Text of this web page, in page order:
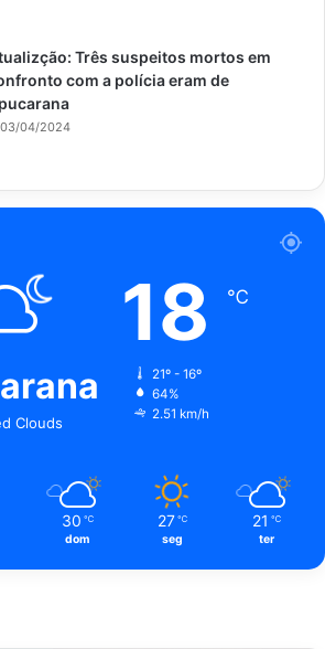
Três suspeitos mortos em
com a polícia eram de
03/04/2024
Clouds
18 ℃
21º - 16º
64%
2.51 km/h
30 ℃
dom
27 ℃
seg
21 ℃
ter